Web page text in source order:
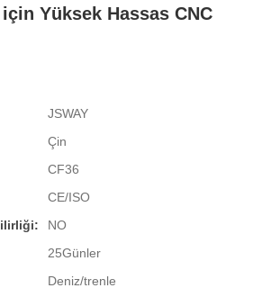
Yüksek Hassas CNC
JSWAY
Çin
CF36
CE/ISO
NO
25Günler
Deniz/trenle